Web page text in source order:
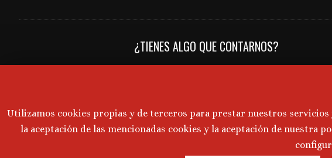
¿TIENES ALGO QUE CONTARNOS?
establecimientos, eventos... y todo lo relacionado con el vino, la
Mándanos tus notas y convocatorias de prensa a:
Utilizamos cookies propias y de terceros para prestar nuestros
la aceptación de las mencionadas cookies y la aceptación de nuestra